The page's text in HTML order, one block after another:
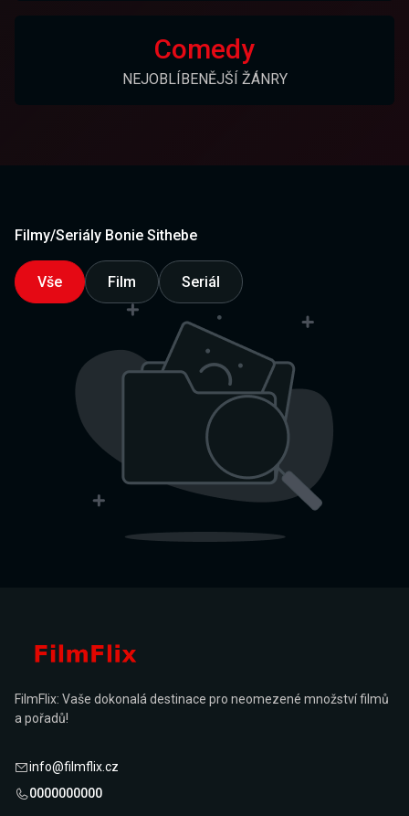
Comedy
NEJOBLÍBENĚJŠÍ ŽÁNRY
Filmy/Seriály Bonie Sithebe
Vše Film Seriál
FilmFlix: Vaše dokonalá destinace pro neomezené množství filmů
a pořadů!
info@filmflix.cz
0000000000